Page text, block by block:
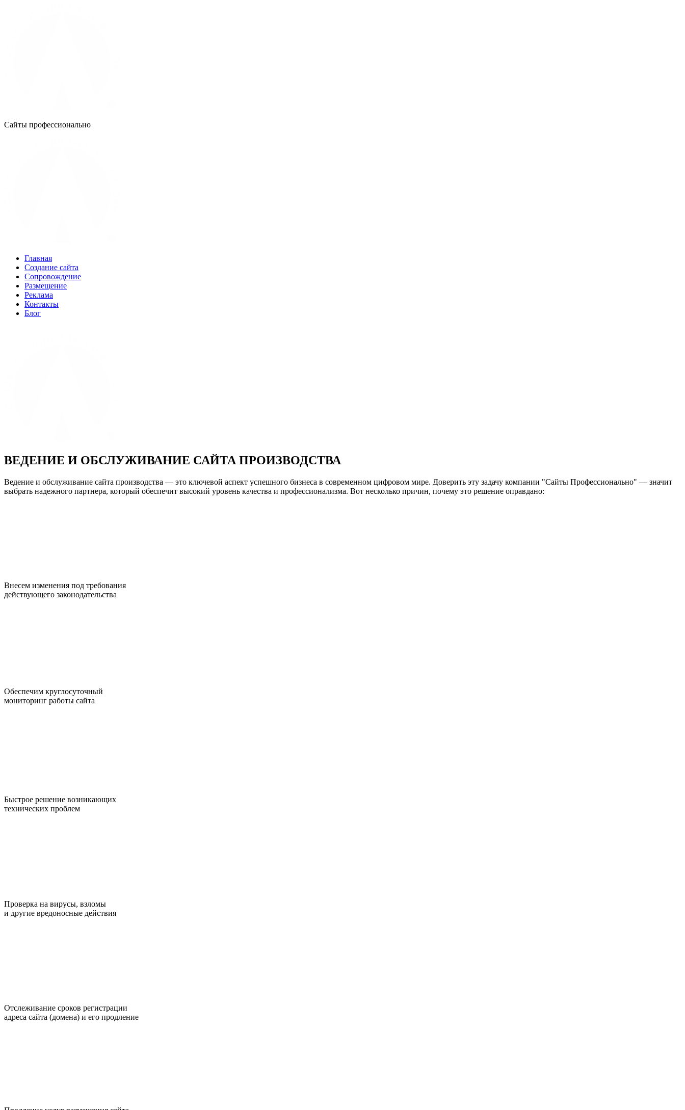
Сайты профессионально
Главная
Создание сайта
Сопровождение
Размещение
Реклама
Контакты
Блог
ВЕДЕНИЕ И ОБСЛУЖИВАНИЕ САЙТА ПРОИЗВОДСТВА
Ведение и обслуживание сайта производства — это ключевой аспект успешного бизнеса в современном цифровом мире. Доверить эту задачу компании "Сайты Профессионально" — значит
выбрать надежного партнера, который обеспечит высокий уровень качества и профессионализма. Вот несколько причин, почему это решение оправдано:
Внесем изменения под требования
действующего законодательства
Обеспечим круглосуточный
мониторинг работы сайта
Быстрое решение возникающих
технических проблем
Проверка на вирусы, взломы
и другие вредоносные действия
Отслеживание сроков регистрации
адреса сайта (домена) и его продление